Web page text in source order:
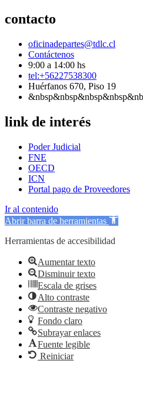
contacto
oficinadepartes@tdlc.cl
Contáctenos
9:00 a 14:00 hs
tel:+56227538300
Huérfanos 670, Piso 19
link de interés
Poder Judicial
FNE
OECD
ICN
Portal pago de Proveedores
Ir al contenido
Abrir barra de herramientas
Herramientas de accesibilidad
Aumentar texto
Disminuir texto
Escala de grises
Alto contraste
Contraste negativo
Fondo claro
Subrayar enlaces
Fuente legible
Reiniciar